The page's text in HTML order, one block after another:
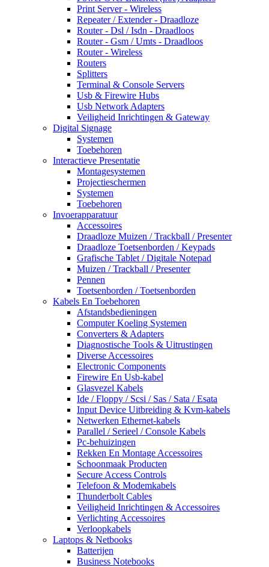
Print Server - Wireless
Repeater / Extender - Draadloze
Router - Dsl / Isdn - Draadloos
Router - Gsm / Umts - Draadloos
Router - Wireless
Routers
Splitters
Terminal & Console Servers
Usb & Firewire Hubs
Usb Network Adapters
Veiligheid Inrichtingen & Gateway
Digital Signage
Systemen
Toebehoren
Interactieve Presentatie
Montagesystemen
Projectieschermen
Systemen
Toebehoren
Invoerapparatuur
Accessoires
Draadloze Muizen / Trackball / Presenter
Draadloze Toetsenborden / Keypads
Grafische Tablet / Digitale Notepad
Muizen / Trackball / Presenter
Pennen
Toetsenborden / Toetsenborden
Kabels En Toebehoren
Afstandsbedieningen
Computer Koeling Systemen
Converters & Adapters
Diagnostische Tools & Uitrustingen
Diverse Accessoires
Electronic Components
Firewire En Usb-kabel
Glasvezel Kabels
Ide / Floppy / Scsi / Sas / Sata / Esata
Input Device Uitbreiding & Kvm-kabels
Netwerken Ethernet-kabels
Parallel / Serieel / Console Kabels
Pc-behuizingen
Rekken En Montage Accessoires
Schoonmaak Producten
Secure Access Controls
Telefoon & Modemkabels
Thunderbolt Cables
Veiligheid Inrichtingen & Accessoires
Verlichting Accessoires
Verloopkabels
Laptops & Netbooks
Batterijen
Business Notebooks